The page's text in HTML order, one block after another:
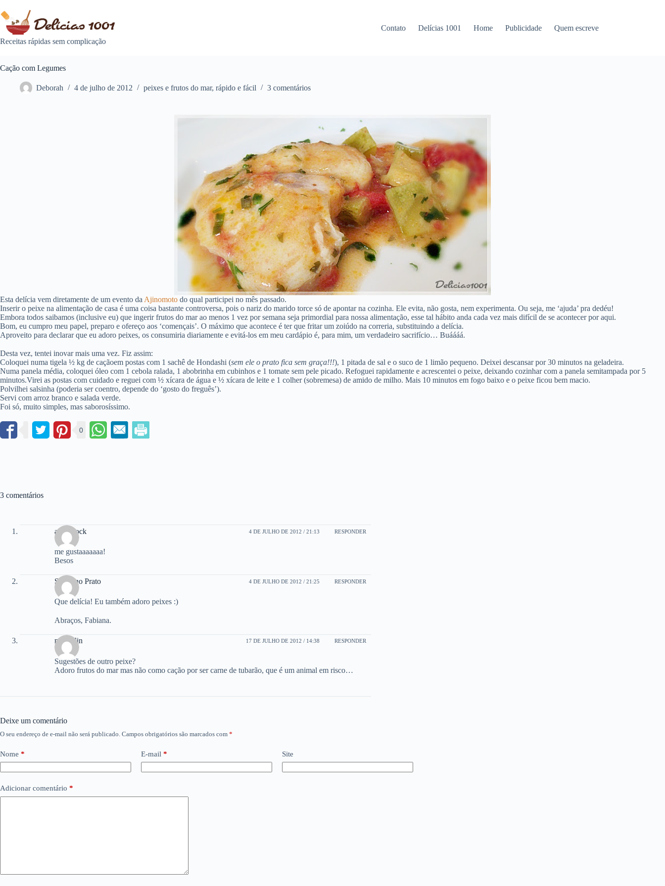
para
conteúdo
Receitas rápidas sem complicação
Contato Delícias 1001 Home Publicidade Quem escreve
Cação com Legumes
Deborah 4 de julho de 2012 peixes e frutos do mar, rápido e fácil 3 comentários
Esta delícia vem diretamente de um evento da Ajinomoto do qual participei no mês passado.
Inserir o peixe na alimentação de casa é uma coisa bastante controversa, pois o nariz do marido torce só de apontar na cozinha. Ele evita, não gosta, nem experimenta. Ou seja, me ‘ajuda’ pra dedéu!
Embora todos saibamos (inclusive eu) que ingerir frutos do mar ao menos 1 vez por semana seja primordial para nossa alimentação, esse tal hábito anda cada vez mais difícil de se acontecer por aqui.
Bom, eu cumpro meu papel, preparo e ofereço aos ‘començais’. O máximo que acontece é ter que fritar um zoiúdo na correria, substituindo a delícia.
Aproveito para declarar que eu adoro peixes, os consumiria diariamente e evitá-los em meu cardápio é, para mim, um verdadeiro sacrifício… Buáááá.
Desta vez, tentei inovar mais uma vez. Fiz assim:
Coloquei numa tigela ½ kg de caçãoem postas com 1 sachê de Hondashi (sem ele o prato fica sem graça!!!), 1 pitada de sal e o suco de 1 limão pequeno. Deixei descansar por 30 minutos na geladeira.
Numa panela média, coloquei óleo com 1 cebola ralada, 1 abobrinha em cubinhos e 1 tomate sem pele picado. Refoguei rapidamente e acrescentei o peixe, deixando cozinhar com a panela semitampada por 5
minutos.Virei as postas com cuidado e reguei com ½ xícara de água e ½ xícara de leite e 1 colher (sobremesa) de amido de milho. Mais 10 minutos em fogo baixo e o peixe ficou bem macio.
Polvilhei salsinha (poderia ser coentro, depende do ‘gosto do freguês’).
Servi com arroz branco e salada verde.
Foi só, muito simples, mas saborosíssimo.
0
3 comentários
angicoock 4 DE JULHO DE 2012 / 21:13 RESPONDER
me gustaaaaaaa!
Besos
Sabor no Prato 4 DE JULHO DE 2012 / 21:25 RESPONDER
Que delícia! Eu também adoro peixes :)
Abraços, Fabiana.
mestrelin 17 DE JULHO DE 2012 / 14:38 RESPONDER
Sugestões de outro peixe?
Adoro frutos do mar mas não como cação por ser carne de tubarão, que é um animal em risco…
Deixe um comentário
O seu endereço de e-mail não será publicado. Campos obrigatórios são marcados com *
Nome * E-mail * Site
Adicionar comentário *